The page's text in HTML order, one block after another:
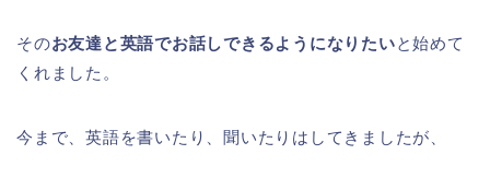
そのお友達と英語でお話しできるようになりたいと始めて
くれました。
今まで、英語を書いたり、聞いたりはしてきましたが、